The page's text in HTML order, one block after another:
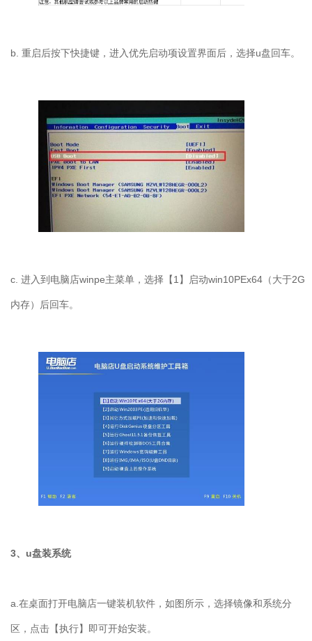
b. 重启后按下快捷键，进入优先启动项设置界面后，选择u盘回车。
c. 进入到电脑店winpe主菜单，选择【1】启动win10PEx64（大于2G
内存）后回车。
3、u盘装系统
a.在桌面打开电脑店一键装机软件，如图所示，选择镜像和系统分
区，点击【执行】即可开始安装。